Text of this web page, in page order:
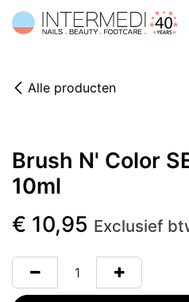
Overslaan naar inhoud
Alle producten
Brush N' Color
10ml
€ 10,95 Exclusief